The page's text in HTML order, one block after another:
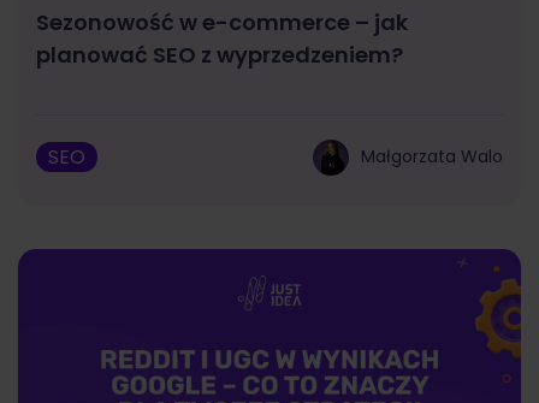
Sezonowość w e-commerce – jak
planować SEO z wyprzedzeniem?
SEO Małgorzata Walo